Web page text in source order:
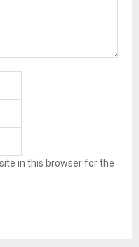
in this browser for the